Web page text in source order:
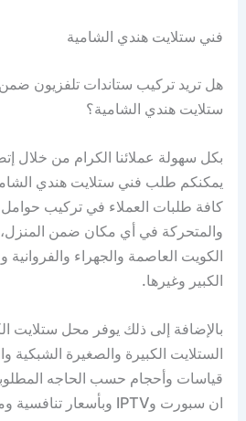
فني ستلايت هندي الشامية
هل تريد تركيب ستاندات تلفزيون
ستلايت هندي الشامية؟
بكل سهولة عملائنا الكرام من خلال
يمكنكم طلب فني ستلايت هندي
كافة طلبات العملاء في تركيب حوامل
والمتحركة في أي مكان ضمن
الكويت العاصمة والجهراء
الكبير وغيرها.
بالإضافة إلى ذلك يوفر محل ستلايت
الستلايت الكبيرة والصغيرة الشبكية
قياسات وأحجام حسب الحاجه
ان سبورت وIPTV وبأسعار تنافسية ومميزة.